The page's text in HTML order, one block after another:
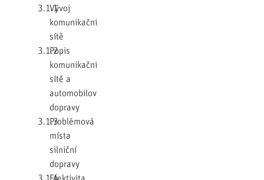
3.1.1Vývoj
komunikační
sítě
3.1.2Popis
komunikační
sítě a
automobilové
dopravy
3.1.3Problémová
místa
silniční
dopravy